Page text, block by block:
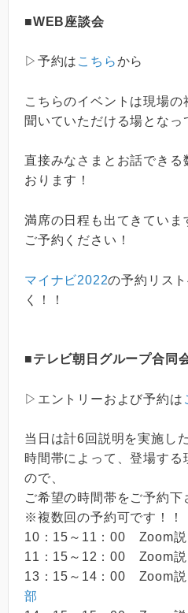
■WEB座談会
▷予約は こちらから
こちらのイベントは現場
聞いていただける場となっ
直接みなさまとお話できる
おります！
満席の日程も出てきていま
ご予約ください！
マイナビ2022の予約リス
く！！
■テレビ朝日グループ合同
▷エントリーおよび予約は
当日は計6回説明を実施し
時間帯によって、登場する
ので、
ご希望の時間帯をご予約下
※複数回の予約可です！！
10：15～11：00 Zoom
11：15～12：00 Zoom
13：15～14：00 Zoom
部